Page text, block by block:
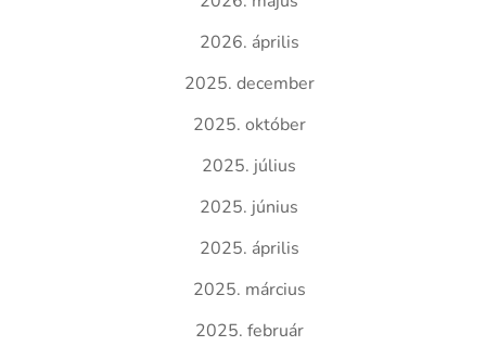
2026. április
2025. december
2025. október
2025. július
2025. június
2025. április
2025. március
2025. február